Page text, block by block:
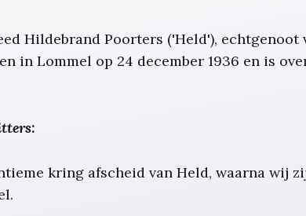
Hildebrand Poorters ('Held'), echtgenoot
in Lommel op 24 december 1936 en is
kring afscheid van Held, waarna wij